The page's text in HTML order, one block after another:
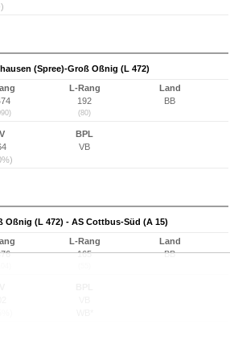
(Spree)-Groß Oßnig (L 472)
L-Rang
192
(80)
Land
BB
BPL
VB
Oßnig (L 472) - AS Cottbus-Süd (A 15)
L-Rang
165
Land
BB